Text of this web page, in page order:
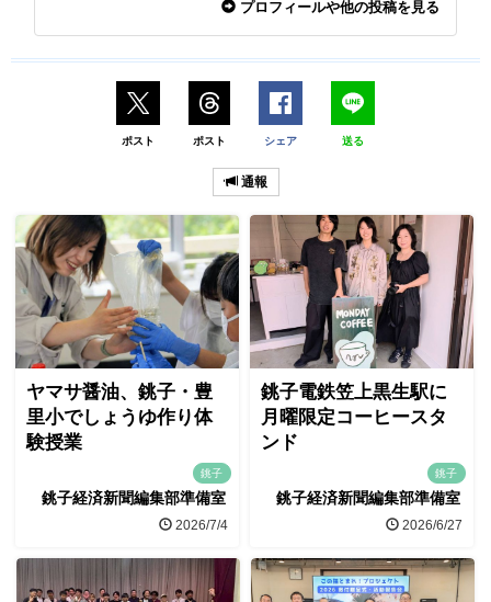
プロフィールや他の投稿を見る
ポスト ポスト シェア 送る
通報
ヤマサ醤油、銚子・豊
里小でしょうゆ作り体
験授業
銚子
銚子経済新聞編集部準備室
2026/7/4
銚子電鉄笠上黒生駅に
月曜限定コーヒースタ
ンド
銚子
銚子経済新聞編集部準備室
2026/6/27